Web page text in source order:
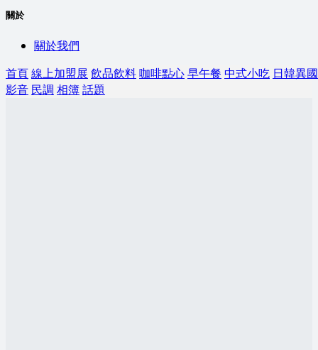
關於
關於我們
首頁線上加盟展 飲品飲料咖啡點心早午餐 中式小吃 日韓異國
影音 民調 相簿話題